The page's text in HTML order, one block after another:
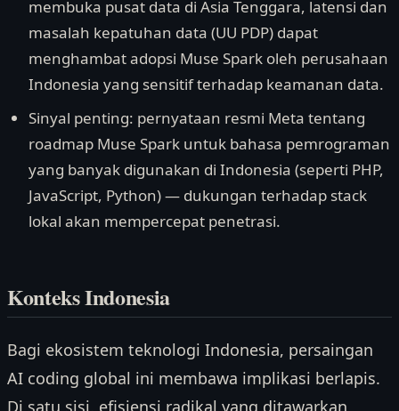
membuka pusat data di Asia Tenggara, latensi dan
masalah kepatuhan data (UU PDP) dapat
menghambat adopsi Muse Spark oleh perusahaan
Indonesia yang sensitif terhadap keamanan data.
Sinyal penting: pernyataan resmi Meta tentang
roadmap Muse Spark untuk bahasa pemrograman
yang banyak digunakan di Indonesia (seperti PHP,
JavaScript, Python) — dukungan terhadap stack
lokal akan mempercepat penetrasi.
Konteks Indonesia
Bagi ekosistem teknologi Indonesia, persaingan
AI coding global ini membawa implikasi berlapis.
Di satu sisi, efisiensi radikal yang ditawarkan